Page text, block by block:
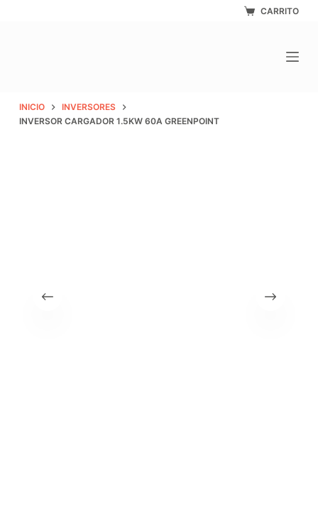
CARRITO
INICIO
INVERSORES
INVERSOR CARGADOR 1.5KW 60A GREENPOINT